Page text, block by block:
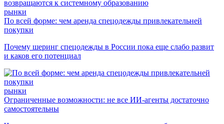
рынки
По всей форме: чем аренда спецодежды привлекательней
покупки
Почему шеринг спецодежды в России пока еще слабо развит
и каков его потенциал
рынки
Ограниченные возможности: не все ИИ-агенты достаточно
самостоятельны